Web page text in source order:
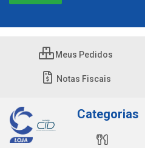
Meus Pedidos
Notas Fiscais
Categorias